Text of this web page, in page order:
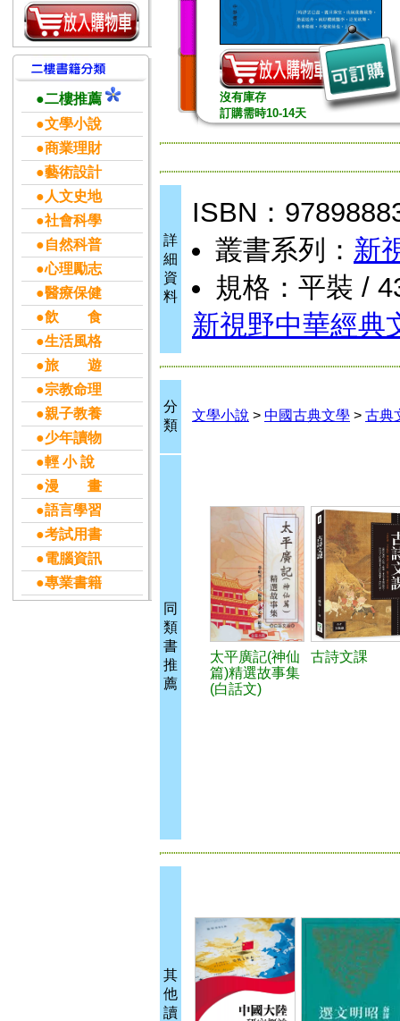
●二樓推薦
●文學小說
●商業理財
●藝術設計
●人文史地
●社會科學
●自然科普
●心理勵志
●醫療保健
●飲 食
●生活風格
●旅 遊
●宗教命理
●親子教養
●少年讀物
●輕 小 說
●漫 畫
●語言學習
●考試用書
●電腦資訊
●專業書籍
沒有庫存
訂購需時10-14天
詳
細
資
料
ISBN：
叢書系列： 新
規格：平裝 /
新視野中華經典
分
類
文學小說 > 中國古典文學 > 古典
同
類
書
推
薦
太平廣記(神仙
篇)精選故事集
(白話文)
古詩文課
其
他
讀